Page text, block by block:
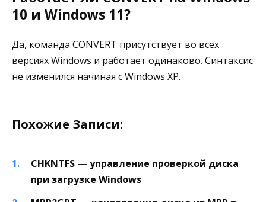
10 и Windows 11?
Да, команда CONVERT присутствует во всех
версиях Windows и работает одинаково. Синтаксис
не изменился начиная с Windows XP.
Похожие Записи:
CHKNTFS — управление проверкой диска
при загрузке Windows